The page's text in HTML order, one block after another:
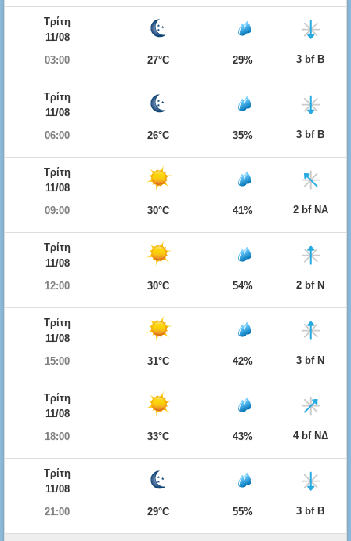
Τρίτη
11/08
03:00
27°C 29% 3 bf Β
Τρίτη
11/08
06:00
26°C 35% 3 bf Β
Τρίτη
11/08
09:00
30°C 41% 2 bf ΝΑ
Τρίτη
11/08
12:00
30°C 54% 2 bf Ν
Τρίτη
11/08
15:00
31°C 42% 3 bf Ν
Τρίτη
11/08
18:00
33°C 43% 4 bf ΝΔ
Τρίτη
11/08
21:00
29°C 55% 3 bf Β